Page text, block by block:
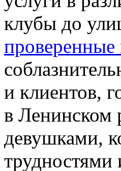
клубы до
и клиентов,
в Ленинском
девушками,